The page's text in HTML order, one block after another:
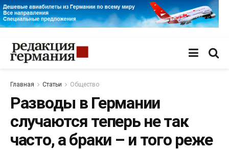
Главная Статьи Общество
Разводы в Германии
случаются теперь не так
часто, а браки – и того реже